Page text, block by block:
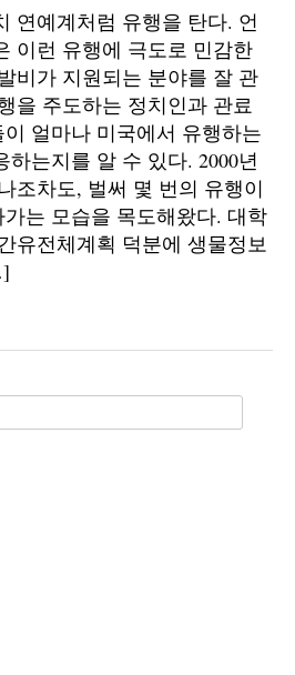
연예계처럼 유행을 탄다. 언
이런 유행에 극도로 민감한
비가 지원되는 분야를 잘 관
을 주도하는 정치인과 관료
얼마나 미국에서 유행하는
는지를 알 수 있다. 2000년
조차도, 벌써 몇 번의 유행이
는 모습을 목도해왔다. 대학
유전체계획 덕분에 생물정보